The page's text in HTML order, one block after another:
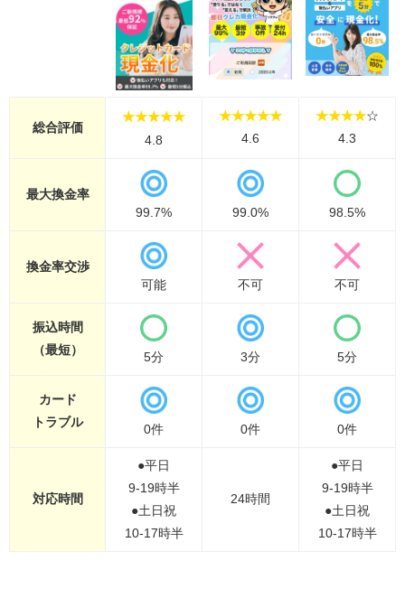
総合評価
★★★★★
4.8
★★★★★
4.6
★★★★☆
4.3
最大換金率
99.7%
99.0% 98.5%
換金率交渉
可能
不可 不可
振込時間
（最短）
5分 3分 5分
カード
トラブル
0件 0件 0件
対応時間
●平日
9-19時半
●土日祝
10-17時半
24時間
●平日
9-19時半
●土日祝
10-17時半